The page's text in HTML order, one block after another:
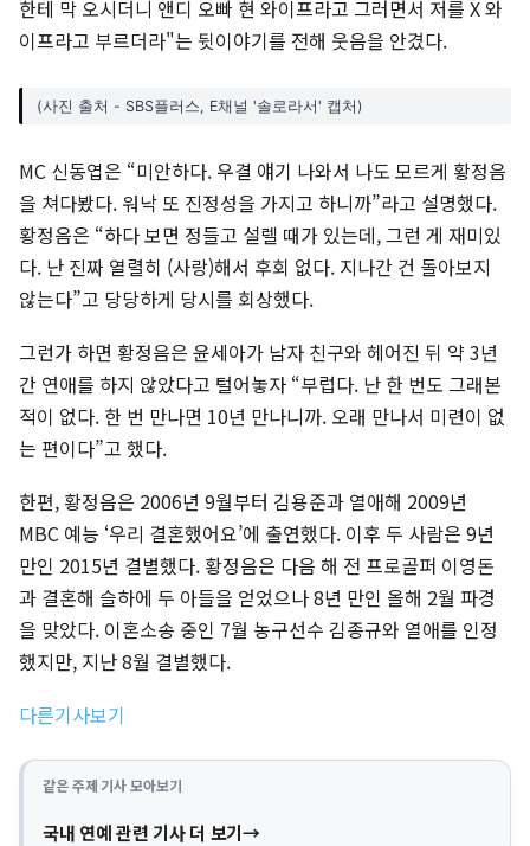
한테 막 오시더니 앤디 오빠 현 와이프라고 그러면서 저를 X 와
이프라고 부르더라"는 뒷이야기를 전해 웃음을 안겼다.
(사진 출처 - SBS플러스, E채널 '솔로라서' 캡처)
MC 신동엽은 “미안하다. 우결 얘기 나와서 나도 모르게 황정음
을 쳐다봤다. 워낙 또 진정성을 가지고 하니까”라고 설명했다.
황정음은 “하다 보면 정들고 설렐 때가 있는데, 그런 게 재미있
다. 난 진짜 열렬히 (사랑)해서 후회 없다. 지나간 건 돌아보지
않는다”고 당당하게 당시를 회상했다.
그런가 하면 황정음은 윤세아가 남자 친구와 헤어진 뒤 약 3년
간 연애를 하지 않았다고 털어놓자 “부럽다. 난 한 번도 그래본
적이 없다. 한 번 만나면 10년 만나니까. 오래 만나서 미련이 없
는 편이다”고 했다.
한편, 황정음은 2006년 9월부터 김용준과 열애해 2009년
MBC 예능 ‘우리 결혼했어요’에 출연했다. 이후 두 사람은 9년
만인 2015년 결별했다. 황정음은 다음 해 전 프로골퍼 이영돈
과 결혼해 슬하에 두 아들을 얻었으나 8년 만인 올해 2월 파경
을 맞았다. 이혼소송 중인 7월 농구선수 김종규와 열애를 인정
했지만, 지난 8월 결별했다.
다른기사보기
같은 주제 기사 모아보기
국내 연예 관련 기사 더 보기